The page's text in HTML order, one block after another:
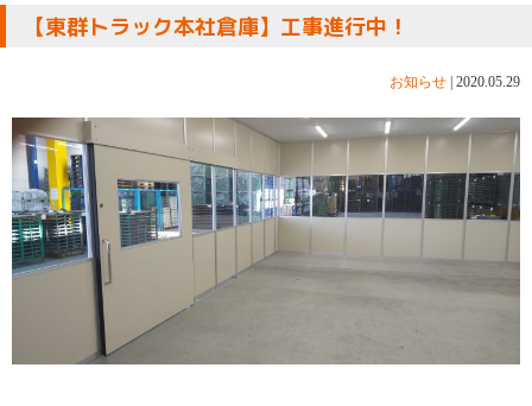
【東群トラック本社倉庫】工事進行中！
お知らせ 2020.05.29